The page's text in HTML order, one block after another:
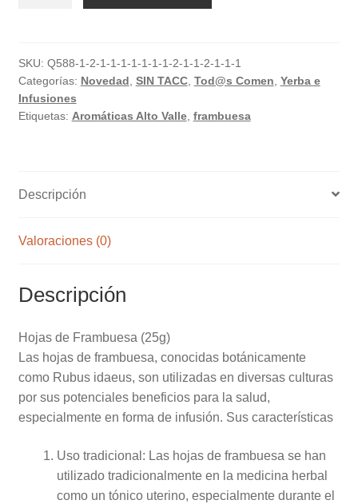
"Aromáticas
del
Valle"
x
SKU: Q588-1-2-1-1-1-1-1-1-1-2-1-1-2-1-1-1
Categorías: Novedad SIN TACC, Tod@s Comen Yerba e
Infusiones
Etiquetas: Aromáticas Alto Valle, frambuesa
Descripción
Valoraciones (0)
Descripción
Hojas de Frambuesa (25g)
Las hojas de frambuesa, conocidas botánicamente
como Rubus idaeus, son utilizadas en diversas culturas
por sus potenciales beneficios para la salud,
especialmente en forma de infusión. Sus características
Uso tradicional: Las hojas de frambuesa se han
utilizado tradicionalmente en la medicina herbal
como un tónico uterino, especialmente durante el